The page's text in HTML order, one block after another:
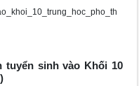
tuyển sinh vào Khối 10